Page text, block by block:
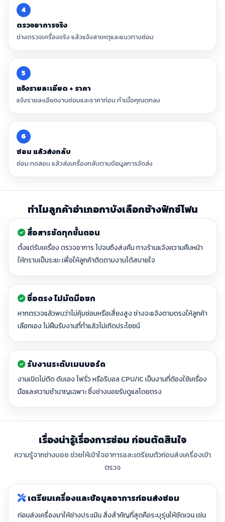
4
ตรวจอาการจริง
ช่างตรวจเครื่องจริง แล้วแจ้งสาเหตุและแนวทางซ่อม
5
แจ้งรายละเอียด + ราคา
แจ้งรายละเอียดงานซ่อมและราคาก่อน ทำเมื่อคุณตกลง
6
ซ่อม แล้วส่งกลับ
ซ่อม ทดสอบ แล้วส่งเครื่องกลับตามข้อมูลการจัดส่ง
ทำไมลูกค้าอำเภอกาบังเลือกช้างฟิกซ์โฟน
สื่อสารชัดทุกขั้นตอน
ตั้งแต่รับเครื่อง ตรวจอาการ ไปจนถึงส่งคืน ทางร้านแจ้งความคืบหน้า
ให้ทราบเป็นระยะ เพื่อให้ลูกค้าติดตามงานได้สบายใจ
ซื่อตรง ไม่มัดมือชก
หากตรวจแล้วพบว่าไม่คุ้มซ่อมหรือเสี่ยงสูง ช่างจะแจ้งตามตรงให้ลูกค้า
เลือกเอง ไม่ฝืนรับงานที่ทำแล้วไม่เกิดประโยชน์
รับงานระดับเมนบอร์ด
งานเปิดไม่ติด ดับเอง ไฟรั่ว หรือรีบอล CPU/IC เป็นงานที่ต้องใช้เครื่อง
มือและความชำนาญเฉพาะ ซึ่งช่างบอยรับดูแลโดยตรง
เรื่องน่ารู้เรื่องการซ่อม ก่อนตัดสินใจ
ความรู้จากช่างบอย ช่วยให้เข้าใจอาการและเตรียมตัวก่อนส่งเครื่องเข้า
ตรวจ
เตรียมเครื่องและข้อมูลอาการก่อนส่งซ่อม
ก่อนส่งเครื่องมาให้ช่างประเมิน สิ่งสำคัญที่สุดคือระบุรุ่นให้ชัดเจน เช่น